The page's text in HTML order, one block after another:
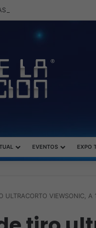
redefine la productividad
EVENTOS EXPO
ULTRACORTO VIEWSONIC, A